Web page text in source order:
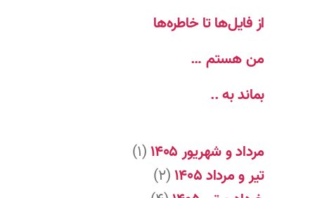
از فایل‌ها تا خاطره‌ها
من هستم …
بماند به ..
مرداد و شهریور ۱۴۰۵
(۱)
تیر و مرداد ۱۴۰۵
(۲)